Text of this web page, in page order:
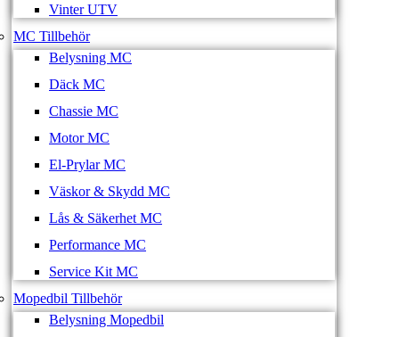
Vinter UTV
MC Tillbehör
Belysning MC
Däck MC
Chassie MC
Motor MC
El-Prylar MC
Väskor & Skydd MC
Lås & Säkerhet MC
Performance MC
Service Kit MC
Mopedbil Tillbehör
Belysning Mopedbil